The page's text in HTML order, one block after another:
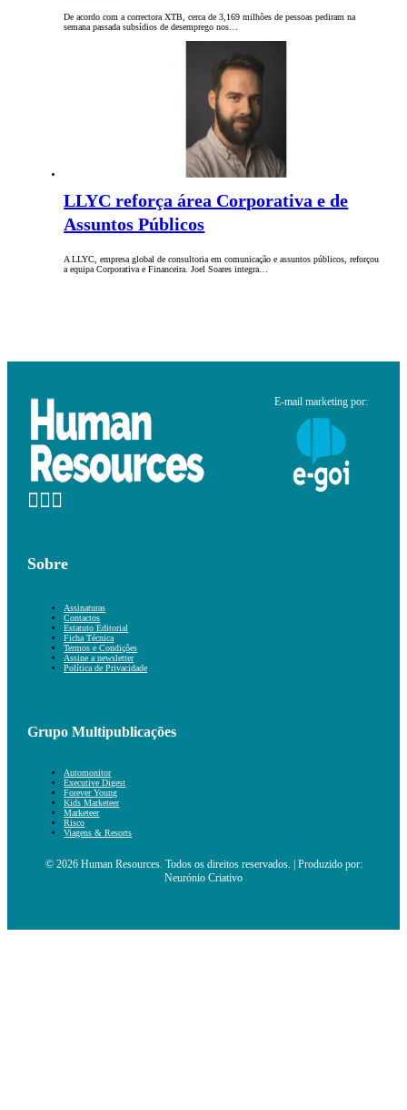
De acordo com a correctora XTB, cerca de 3,169 milhões de pessoas pediram na
semana passada subsídios de desemprego nos…
LLYC reforça área Corporativa e de
Assuntos Públicos
A LLYC, empresa global de consultoria em comunicação e assuntos públicos, reforçou
a equipa Corporativa e Financeira. Joel Soares integra…
E-mail marketing por:
Sobre
Assinaturas
Contactos
Estatuto Editorial
Ficha Técnica
Termos e Condições
Assine a newsletter
Política de Privacidade
Grupo Multipublicações
Automonitor
Executive Digest
Forever Young
Kids Marketeer
Marketeer
Risco
Viagens & Resorts
© 2026 Human Resources. Todos os direitos reservados. | Produzido por:
Neurónio Criativo